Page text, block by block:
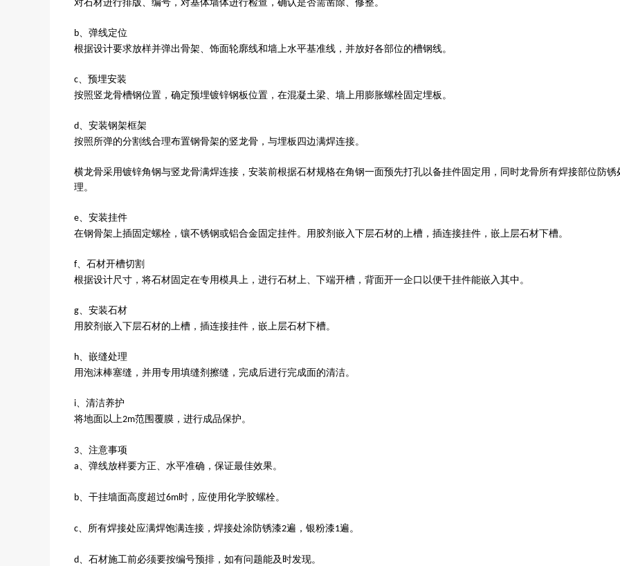
对石材进行排版、编号，对基体墙体进行检查，确认是否需凿除、修整。
b、弹线定位
根据设计要求放样并弹出骨架、饰面轮廓线和墙上水平基准线，并放好各部位的槽钢线。
c、预埋安装
按照竖龙骨槽钢位置，确定预埋镀锌钢板位置，在混凝土梁、墙上用膨胀螺栓固定埋板。
d、安装钢架框架
按照所弹的分割线合理布置钢骨架的竖龙骨，与埋板四边满焊连接。
横龙骨采用镀锌角钢与竖龙骨满焊连接，安装前根据石材规格在角钢一面预先打孔以备挂件固定用，同时龙骨所有焊接部位防锈
理。
e、安装挂件
在钢骨架上插固定螺栓，镶不锈钢或铝合金固定挂件。用胶剂嵌入下层石材的上槽，插连接挂件，嵌上层石材下槽。
f、石材开槽切割
根据设计尺寸，将石材固定在专用模具上，进行石材上、下端开槽，背面开一企口以便干挂件能嵌入其中。
g、安装石材
用胶剂嵌入下层石材的上槽，插连接挂件，嵌上层石材下槽。
h、嵌缝处理
用泡沫棒塞缝，并用专用填缝剂擦缝，完成后进行完成面的清洁。
i、清洁养护
将地面以上2m范围覆膜，进行成品保护。
3、注意事项
a、弹线放样要方正、水平准确，保证最佳效果。
b、干挂墙面高度超过6m时，应使用化学胶螺栓。
c、所有焊接处应满焊饱满连接，焊接处涂防锈漆2遍，银粉漆1遍。
d、石材施工前必须要按编号预排，如有问题能及时发现。